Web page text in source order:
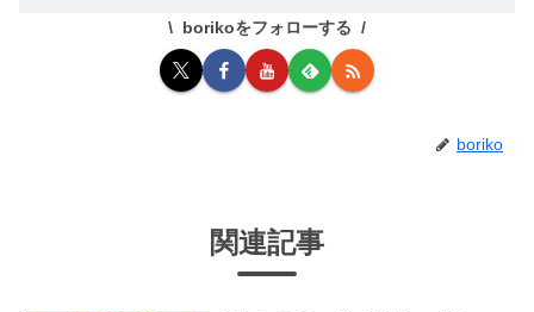
borikoをフォローする
boriko
関連記事